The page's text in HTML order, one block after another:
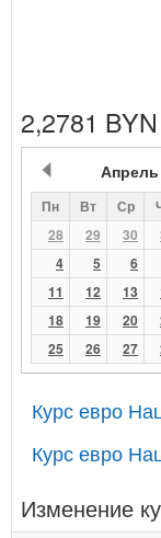
2,2781
Апрель
Пн Вт Ср
28
29 30
4
5 6
11
12 13
18
19 20
25
26 27
Курс евро
Курс евро
Изменение